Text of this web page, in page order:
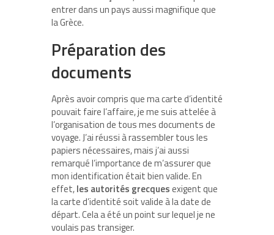
entrer dans un pays aussi magnifique que
la Grèce.
Préparation des
documents
Après avoir compris que ma carte d’identité
pouvait faire l’affaire, je me suis attelée à
l’organisation de tous mes documents de
voyage. J’ai réussi à rassembler tous les
papiers nécessaires, mais j’ai aussi
remarqué l’importance de m’assurer que
mon identification était bien valide. En
effet,les autorités grecquesexigent que
la carte d’identité soit valide à la date de
départ. Cela a été un point sur lequel je ne
voulais pas transiger.